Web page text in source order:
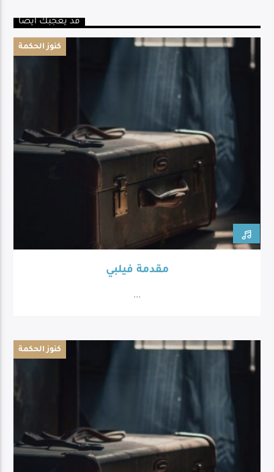
قد يعجبك أيضا
كنوز الحكمة
مقدمة فيلبي
...
كنوز الحكمة